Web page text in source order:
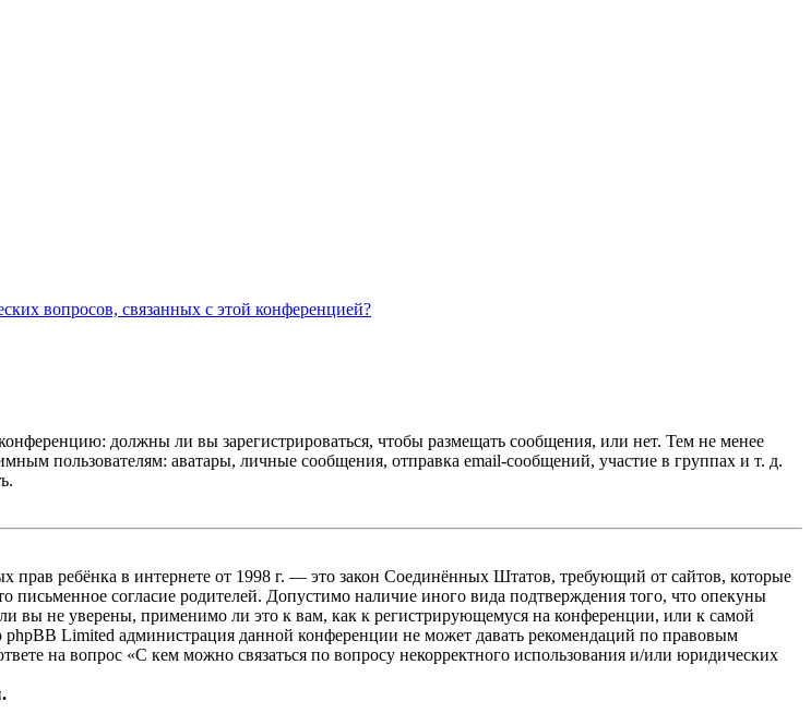
вопросов, связанных с этой конференцией?
должны ли вы зарегистрироваться, чтобы размещать сообщения, или нет. Тем не менее
пользователям: аватары, личные сообщения, отправка email-сообщений, участие в группах и т. д.
прав ребёнка в интернете от 1998 г. — это закон Соединённых Штатов, требующий от сайтов, которые
согласие родителей. Допустимо наличие иного вида подтверждения того, что опекуны
вы не уверены, применимо ли это к вам, как к регистрирующемуся на конференции, или к самой
Limited администрация данной конференции не может давать рекомендаций по правовым
на вопрос «С кем можно связаться по вопросу некорректного использования и/или юридических